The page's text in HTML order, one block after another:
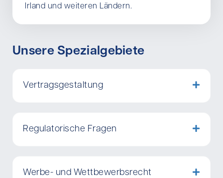
Irland und weiteren Ländern.
Unsere Spezialgebiete
Vertragsgestaltung
Regulatorische Fragen
Werbe- und Wettbewerbsrecht